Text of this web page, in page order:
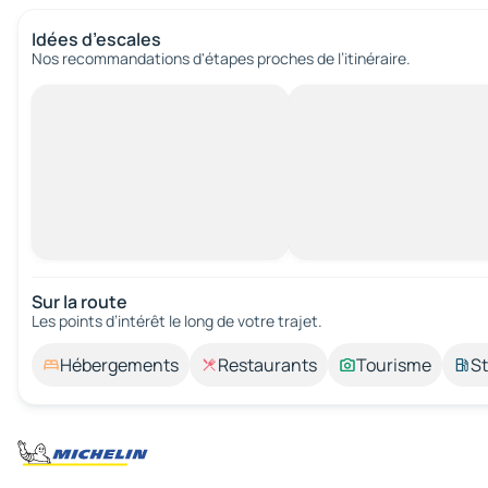
Idées d’escales
Nos recommandations d'étapes proches de l’itinéraire.
Sur la route
Les points d’intérêt le long de votre trajet.
Hébergements Restaurants Tourisme